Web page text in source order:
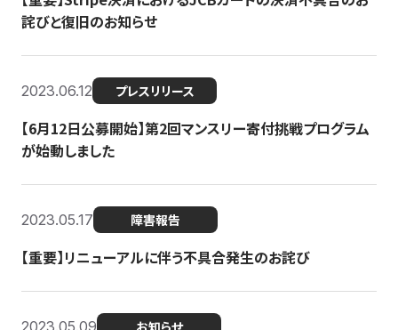
詫びと復旧のお知らせ
2023.06.12 プレスリリース
【6月12日公募開始】第2回マンスリー寄付挑戦プログラム
が始動しました
2023.05.17 障害報告
【重要】リニューアルに伴う不具合発生のお詫び
2023.05.09 お知らせ